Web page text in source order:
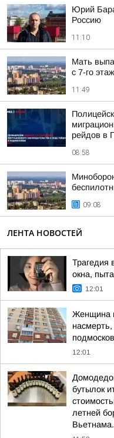
Юрий
Россию
11:10
Мать
с 7-го
11:49
рейдов в
08:58
09:08
ЛЕНТА НОВОСТЕЙ
Трагедия
окна,
12:01
Женщина
12:01
бутылок
летней
Вьетнама.